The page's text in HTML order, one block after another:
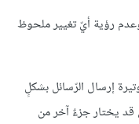
رؤية أيّ تغيير ملحوظ
إرسال الرّسائل بشكلٍ
قد يختار جزءٌ آخر من